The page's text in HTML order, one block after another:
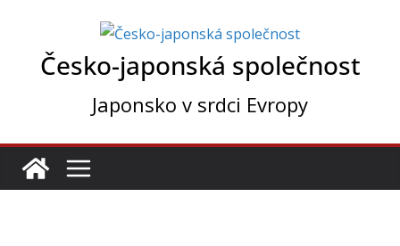
Česko-japonská společnost
Japonsko v srdci Evropy